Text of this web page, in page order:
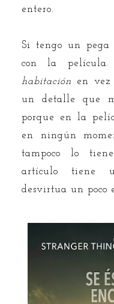
entero.
Si tengo un pega
con la
habitación en vez
un detalle que
porque en la
en ningún
tampoco lo
artículo tiene
desvirtua un poco